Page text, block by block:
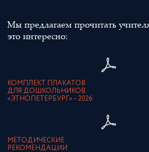
Мы предлагаем прочитать
это интересно:
КОМПЛЕКТ ПЛАКАТОВ
ДЛЯ ДОШКОЛЬНИКОВ
«ЭТНОПЕТЕРБУРГ» – 2026
МЕТОДИЧЕСКИЕ
РЕКОМЕНДАЦИИ